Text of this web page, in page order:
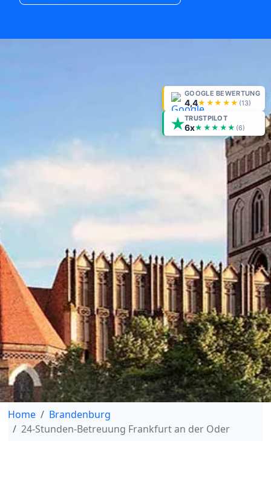
GOOGLE BEWERTUNG
4,4★★★★★ (13)
TRUSTPILOT
6x★★★★★ (6)
Home
Brandenburg
24-Stunden-Betreuung Frankfurt an der Oder